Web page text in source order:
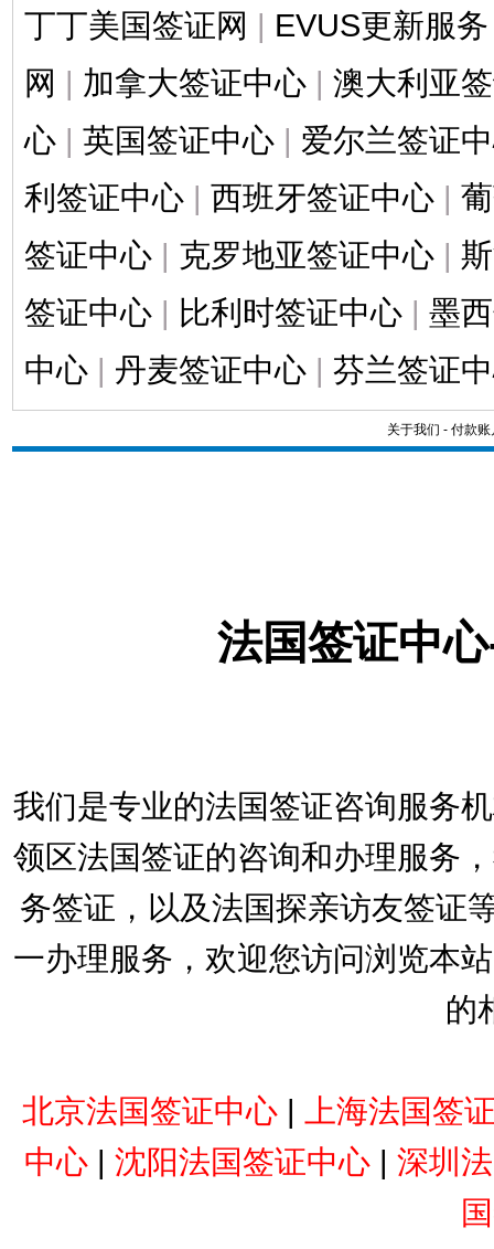
丁丁美国签证网 | EVUS更新服务
网 | 加拿大签证中心 | 澳大利亚
心 | 英国签证中心 | 爱尔兰签证
利签证中心 | 西班牙签证中心 |
签证中心 | 克罗地亚签证中心 |
签证中心 | 比利时签证中心 | 墨
中心 | 丹麦签证中心 | 芬兰签证
关于我们 - 付款账
法国签证中
我们是专业的法国签证咨询服务
领区法国签证的咨询和办理服务
务签证，以及法国探亲访友签证
一办理服务，欢迎您访问浏览本
的
北京法国签证中心|
上海法国签
中心 | 沈阳法国签证中心 | 深圳